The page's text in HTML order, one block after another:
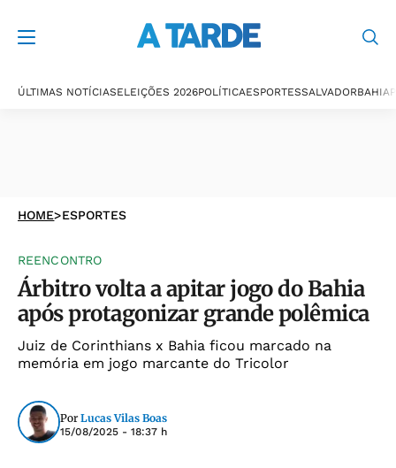
ÚLTIMAS NOTÍCIASELEIÇÕES 2026POLÍTICAESPORTESSALVADORBAHIA
HOME>ESPORTES
REENCONTRO
Árbitro volta a apitar jogo do Bahia
após protagonizar grande polêmica
Juiz de Corinthians x Bahia ficou marcado na
memória em jogo marcante do Tricolor
Por Lucas Vilas Boas
15/08/2025 - 18:37 h